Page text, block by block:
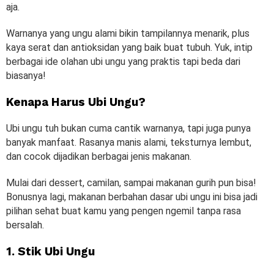
aja.
Warnanya yang ungu alami bikin tampilannya menarik, plus
kaya serat dan antioksidan yang baik buat tubuh. Yuk, intip
berbagai ide olahan ubi ungu yang praktis tapi beda dari
biasanya!
Kenapa Harus Ubi Ungu?
Ubi ungu tuh bukan cuma cantik warnanya, tapi juga punya
banyak manfaat. Rasanya manis alami, teksturnya lembut,
dan cocok dijadikan berbagai jenis makanan.
Mulai dari dessert, camilan, sampai makanan gurih pun bisa!
Bonusnya lagi, makanan berbahan dasar ubi ungu ini bisa jadi
pilihan sehat buat kamu yang pengen ngemil tanpa rasa
bersalah.
1. Stik Ubi Ungu